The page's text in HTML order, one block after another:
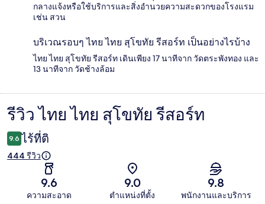
กลางแจ้งหรือใช้บริการและสิ่งอำนวยความสะดวกของโรงแรม
เช่น สวน
บริเวณรอบๆ ไทย ไทย สุโขทัย รีสอร์ท เป็นอย่างไรบ้าง
ไทย ไทย สุโขทัย รีสอร์ท เดินเพียง 17 นาทีจาก วัดตระพังทอง และ
13 นาทีจาก วัดช้างล้อม
รีวิว
รีวิว ไทย ไทย สุโขทัย รีสอร์ท
9.6 ไร้ที่ติ
444 รีวิว
9.6
ความสะอาด
9.0
ตำแหน่งที่ตั้ง
9.8
พนักงานและบริการ